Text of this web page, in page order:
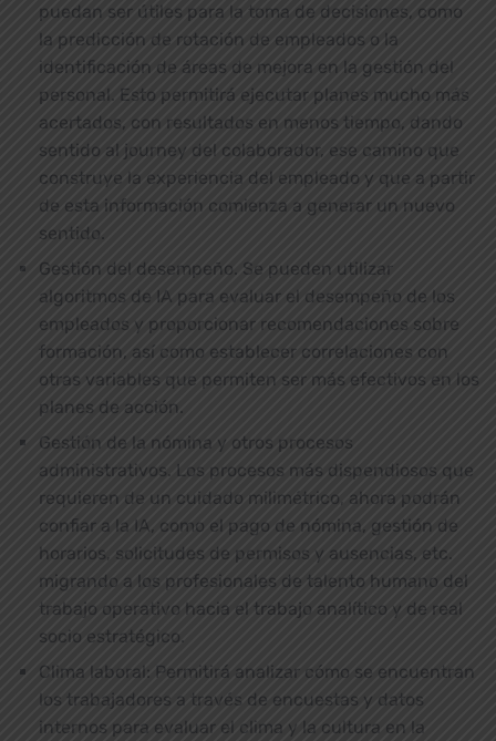
puedan ser útiles para la toma de decisiones, como
la predicción de rotación de empleados o la
identificación de áreas de mejora en la gestión del
personal. Esto permitirá ejecutar planes mucho más
acertados, con resultados en menos tiempo, dando
sentido al journey del colaborador, ese camino que
construye la experiencia del empleado y que a partir
de esta información comienza a generar un nuevo
sentido.
Gestión del desempeño. Se pueden utilizar
algoritmos de IA para evaluar el desempeño de los
empleados y proporcionar recomendaciones sobre
formación, así como establecer correlaciones con
otras variables que permiten ser más efectivos en los
planes de acción.
Gestión de la nómina y otros procesos
administrativos. Los procesos más dispendiosos que
requieren de un cuidado milimétrico, ahora podrán
confiar a la IA, como el pago de nómina, gestión de
horarios, solicitudes de permisos y ausencias, etc.
migrando a los profesionales de talento humano del
trabajo operativo hacia el trabajo analítico y de real
socio estratégico.
Clima laboral: Permitirá analizar cómo se encuentran
los trabajadores a través de encuestas y datos
internos para evaluar el clima y la cultura en la